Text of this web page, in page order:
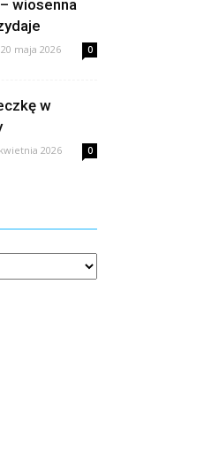
wiosenna
20 maja 2026 0
w
2026 0